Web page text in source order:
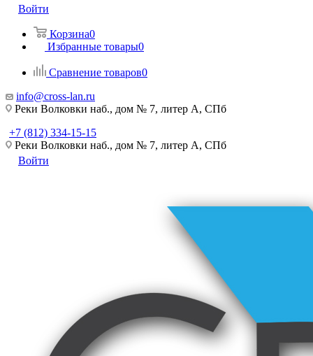
Войти
Корзина0
Избранные товары0
Сравнение товаров0
info@cross-lan.ru
Реки Волковки наб., дом № 7, литер А, СПб
+7 (812) 334-15-15
Реки Волковки наб., дом № 7, литер А, СПб
Войти